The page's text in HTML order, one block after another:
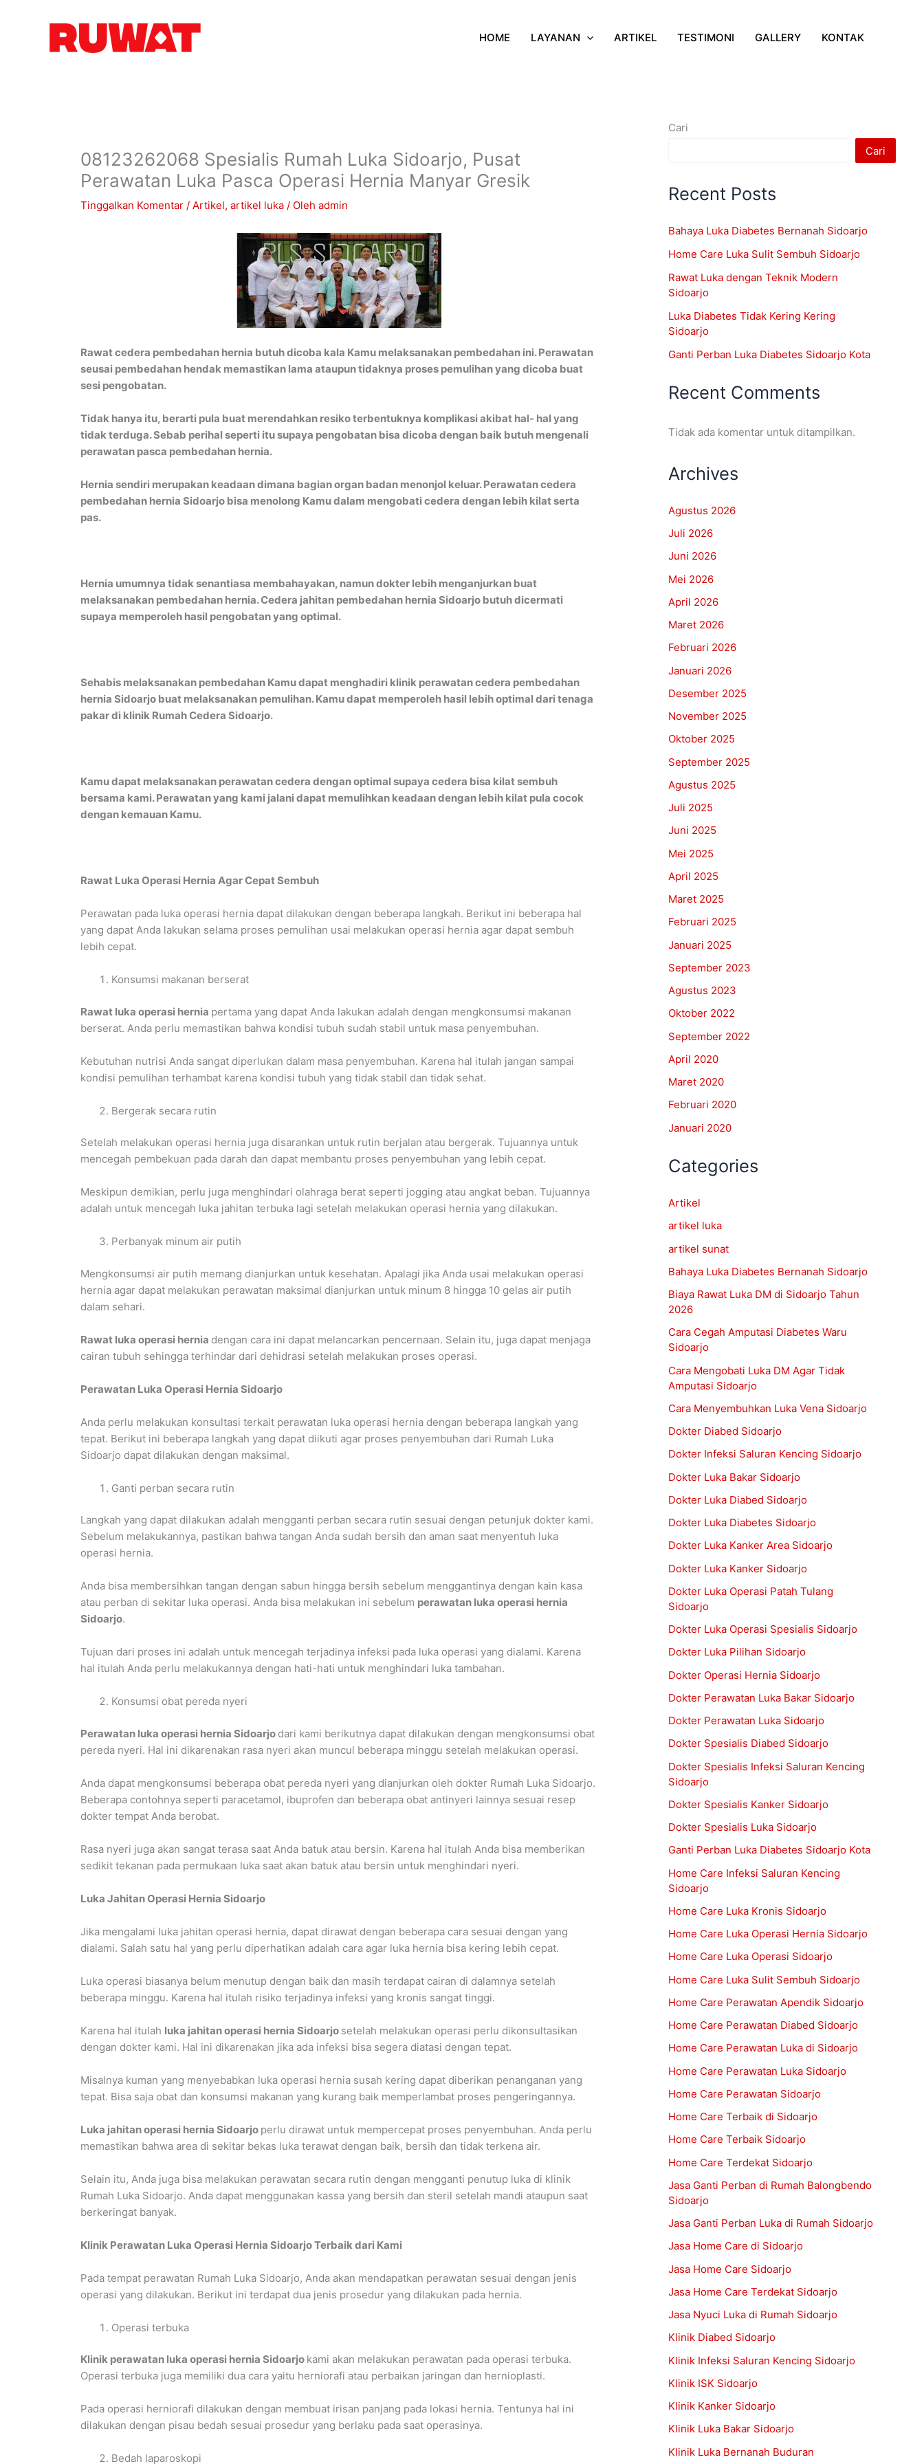
HOME LAYANAN ARTIKEL TESTIMONI GALLERY KONTAK
08123262068 Spesialis Rumah Luka Sidoarjo, Pusat
Perawatan Luka Pasca Operasi Hernia Manyar Gresik
Tinggalkan Komentar / Artikel, artikel luka / Oleh admin
Rawat cedera pembedahan hernia butuh dicoba kala Kamu melaksanakan pembedahan ini. Perawatan
seusai pembedahan hendak memastikan lama ataupun tidaknya proses pemulihan yang dicoba buat
sesi pengobatan.
Tidak hanya itu, berarti pula buat merendahkan resiko terbentuknya komplikasi akibat hal- hal yang
tidak terduga. Sebab perihal seperti itu supaya pengobatan bisa dicoba dengan baik butuh mengenali
perawatan pasca pembedahan hernia.
Hernia sendiri merupakan keadaan dimana bagian organ badan menonjol keluar. Perawatan cedera
pembedahan hernia Sidoarjo bisa menolong Kamu dalam mengobati cedera dengan lebih kilat serta
pas.
Hernia umumnya tidak senantiasa membahayakan, namun dokter lebih menganjurkan buat
melaksanakan pembedahan hernia. Cedera jahitan pembedahan hernia Sidoarjo butuh dicermati
supaya memperoleh hasil pengobatan yang optimal.
Sehabis melaksanakan pembedahan Kamu dapat menghadiri klinik perawatan cedera pembedahan
hernia Sidoarjo buat melaksanakan pemulihan. Kamu dapat memperoleh hasil lebih optimal dari tenaga
pakar di klinik Rumah Cedera Sidoarjo.
Kamu dapat melaksanakan perawatan cedera dengan optimal supaya cedera bisa kilat sembuh
bersama kami. Perawatan yang kami jalani dapat memulihkan keadaan dengan lebih kilat pula cocok
dengan kemauan Kamu.
Rawat Luka Operasi Hernia Agar Cepat Sembuh
Perawatan pada luka operasi hernia dapat dilakukan dengan beberapa langkah. Berikut ini beberapa hal
yang dapat Anda lakukan selama proses pemulihan usai melakukan operasi hernia agar dapat sembuh
lebih cepat.
Konsumsi makanan berserat
Rawat luka operasi hernia pertama yang dapat Anda lakukan adalah dengan mengkonsumsi makanan
berserat. Anda perlu memastikan bahwa kondisi tubuh sudah stabil untuk masa penyembuhan.
Kebutuhan nutrisi Anda sangat diperlukan dalam masa penyembuhan. Karena hal itulah jangan sampai
kondisi pemulihan terhambat karena kondisi tubuh yang tidak stabil dan tidak sehat.
Bergerak secara rutin
Setelah melakukan operasi hernia juga disarankan untuk rutin berjalan atau bergerak. Tujuannya untuk
mencegah pembekuan pada darah dan dapat membantu proses penyembuhan yang lebih cepat.
Meskipun demikian, perlu juga menghindari olahraga berat seperti jogging atau angkat beban. Tujuannya
adalah untuk mencegah luka jahitan terbuka lagi setelah melakukan operasi hernia yang dilakukan.
Perbanyak minum air putih
Mengkonsumsi air putih memang dianjurkan untuk kesehatan. Apalagi jika Anda usai melakukan operasi
hernia agar dapat melakukan perawatan maksimal dianjurkan untuk minum 8 hingga 10 gelas air putih
dalam sehari.
Rawat luka operasi hernia dengan cara ini dapat melancarkan pencernaan. Selain itu, juga dapat menjaga
cairan tubuh sehingga terhindar dari dehidrasi setelah melakukan proses operasi.
Perawatan Luka Operasi Hernia Sidoarjo
Anda perlu melakukan konsultasi terkait perawatan luka operasi hernia dengan beberapa langkah yang
tepat. Berikut ini beberapa langkah yang dapat diikuti agar proses penyembuhan dari Rumah Luka
Sidoarjo dapat dilakukan dengan maksimal.
Ganti perban secara rutin
Langkah yang dapat dilakukan adalah mengganti perban secara rutin sesuai dengan petunjuk dokter kami.
Sebelum melakukannya, pastikan bahwa tangan Anda sudah bersih dan aman saat menyentuh luka
operasi hernia.
Anda bisa membersihkan tangan dengan sabun hingga bersih sebelum menggantinya dengan kain kasa
atau perban di sekitar luka operasi. Anda bisa melakukan ini sebelum perawatan luka operasi hernia
Sidoarjo.
Tujuan dari proses ini adalah untuk mencegah terjadinya infeksi pada luka operasi yang dialami. Karena
hal itulah Anda perlu melakukannya dengan hati-hati untuk menghindari luka tambahan.
Konsumsi obat pereda nyeri
Perawatan luka operasi hernia Sidoarjo dari kami berikutnya dapat dilakukan dengan mengkonsumsi obat
pereda nyeri. Hal ini dikarenakan rasa nyeri akan muncul beberapa minggu setelah melakukan operasi.
Anda dapat mengkonsumsi beberapa obat pereda nyeri yang dianjurkan oleh dokter Rumah Luka Sidoarjo.
Beberapa contohnya seperti paracetamol, ibuprofen dan beberapa obat antinyeri lainnya sesuai resep
dokter tempat Anda berobat.
Rasa nyeri juga akan sangat terasa saat Anda batuk atau bersin. Karena hal itulah Anda bisa memberikan
sedikit tekanan pada permukaan luka saat akan batuk atau bersin untuk menghindari nyeri.
Luka Jahitan Operasi Hernia Sidoarjo
Jika mengalami luka jahitan operasi hernia, dapat dirawat dengan beberapa cara sesuai dengan yang
dialami. Salah satu hal yang perlu diperhatikan adalah cara agar luka hernia bisa kering lebih cepat.
Luka operasi biasanya belum menutup dengan baik dan masih terdapat cairan di dalamnya setelah
beberapa minggu. Karena hal itulah risiko terjadinya infeksi yang kronis sangat tinggi.
Karena hal itulah luka jahitan operasi hernia Sidoarjo setelah melakukan operasi perlu dikonsultasikan
dengan dokter kami. Hal ini dikarenakan jika ada infeksi bisa segera diatasi dengan tepat.
Misalnya kuman yang menyebabkan luka operasi hernia susah kering dapat diberikan penanganan yang
tepat. Bisa saja obat dan konsumsi makanan yang kurang baik memperlambat proses pengeringannya.
Luka jahitan operasi hernia Sidoarjo perlu dirawat untuk mempercepat proses penyembuhan. Anda perlu
memastikan bahwa area di sekitar bekas luka terawat dengan baik, bersih dan tidak terkena air.
Selain itu, Anda juga bisa melakukan perawatan secara rutin dengan mengganti penutup luka di klinik
Rumah Luka Sidoarjo. Anda dapat menggunakan kassa yang bersih dan steril setelah mandi ataupun saat
berkeringat banyak.
Klinik Perawatan Luka Operasi Hernia Sidoarjo Terbaik dari Kami
Pada tempat perawatan Rumah Luka Sidoarjo, Anda akan mendapatkan perawatan sesuai dengan jenis
operasi yang dilakukan. Berikut ini terdapat dua jenis prosedur yang dilakukan pada hernia.
Operasi terbuka
Klinik perawatan luka operasi hernia Sidoarjo kami akan melakukan perawatan pada operasi terbuka.
Operasi terbuka juga memiliki dua cara yaitu herniorafi atau perbaikan jaringan dan hernioplasti.
Pada operasi herniorafi dilakukan dengan membuat irisan panjang pada lokasi hernia. Tentunya hal ini
dilakukan dengan pisau bedah sesuai prosedur yang berlaku pada saat operasinya.
Bedah laparoskopi
Cari
Cari
Recent Posts
Bahaya Luka Diabetes Bernanah Sidoarjo
Home Care Luka Sulit Sembuh Sidoarjo
Rawat Luka dengan Teknik Modern
Sidoarjo
Luka Diabetes Tidak Kering Kering
Sidoarjo
Ganti Perban Luka Diabetes Sidoarjo Kota
Recent Comments
Tidak ada komentar untuk ditampilkan.
Archives
Agustus 2026
Juli 2026
Juni 2026
Mei 2026
April 2026
Maret 2026
Februari 2026
Januari 2026
Desember 2025
November 2025
Oktober 2025
September 2025
Agustus 2025
Juli 2025
Juni 2025
Mei 2025
April 2025
Maret 2025
Februari 2025
Januari 2025
September 2023
Agustus 2023
Oktober 2022
September 2022
April 2020
Maret 2020
Februari 2020
Januari 2020
Categories
Artikel
artikel luka
artikel sunat
Bahaya Luka Diabetes Bernanah Sidoarjo
Biaya Rawat Luka DM di Sidoarjo Tahun
2026
Cara Cegah Amputasi Diabetes Waru
Sidoarjo
Cara Mengobati Luka DM Agar Tidak
Amputasi Sidoarjo
Cara Menyembuhkan Luka Vena Sidoarjo
Dokter Diabed Sidoarjo
Dokter Infeksi Saluran Kencing Sidoarjo
Dokter Luka Bakar Sidoarjo
Dokter Luka Diabed Sidoarjo
Dokter Luka Diabetes Sidoarjo
Dokter Luka Kanker Area Sidoarjo
Dokter Luka Kanker Sidoarjo
Dokter Luka Operasi Patah Tulang
Sidoarjo
Dokter Luka Operasi Spesialis Sidoarjo
Dokter Luka Pilihan Sidoarjo
Dokter Operasi Hernia Sidoarjo
Dokter Perawatan Luka Bakar Sidoarjo
Dokter Perawatan Luka Sidoarjo
Dokter Spesialis Diabed Sidoarjo
Dokter Spesialis Infeksi Saluran Kencing
Sidoarjo
Dokter Spesialis Kanker Sidoarjo
Dokter Spesialis Luka Sidoarjo
Ganti Perban Luka Diabetes Sidoarjo Kota
Home Care Infeksi Saluran Kencing
Sidoarjo
Home Care Luka Kronis Sidoarjo
Home Care Luka Operasi Hernia Sidoarjo
Home Care Luka Operasi Sidoarjo
Home Care Luka Sulit Sembuh Sidoarjo
Home Care Perawatan Apendik Sidoarjo
Home Care Perawatan Diabed Sidoarjo
Home Care Perawatan Luka di Sidoarjo
Home Care Perawatan Luka Sidoarjo
Home Care Perawatan Sidoarjo
Home Care Terbaik di Sidoarjo
Home Care Terbaik Sidoarjo
Home Care Terdekat Sidoarjo
Jasa Ganti Perban di Rumah Balongbendo
Sidoarjo
Jasa Ganti Perban Luka di Rumah Sidoarjo
Jasa Home Care di Sidoarjo
Jasa Home Care Sidoarjo
Jasa Home Care Terdekat Sidoarjo
Jasa Nyuci Luka di Rumah Sidoarjo
Klinik Diabed Sidoarjo
Klinik Infeksi Saluran Kencing Sidoarjo
Klinik ISK Sidoarjo
Klinik Kanker Sidoarjo
Klinik Luka Bakar Sidoarjo
Klinik Luka Bernanah Buduran